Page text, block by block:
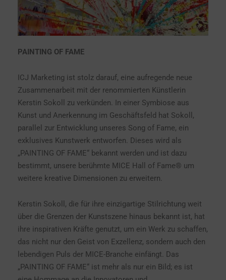
PAINTING OF FAME
ICJ Marketing ist stolz darauf, eine aufregende neue
Zusammenarbeit mit der renommierten Künstlerin
Kerstin Sokoll zu verkünden. In einer Symbiose aus
Kunst und Anerkennung im Geschäftsfeld hat Sokoll,
parallel zur Entwicklung unseres Song of Fame, ein
exklusives Kunstwerk entworfen. Dieses wird als
„PAINTING OF FAME“ bekannt werden und ist dazu
bestimmt, unsere berühmte MICE Hall of Fame® um
weitere kreative Dimensionen zu erweitern.
Kerstin Sokoll, die für ihre einzigartige Stilrichtung weit
über die Grenzen der Kunstszene hinaus bekannt ist, hat
ihre inspirativen Kräfte genutzt, um ein Werk zu schaffen,
das nicht nur den Geist von Exzellenz, sondern auch den
lebendigen Puls der MICE-Branche einfängt. Das
„PAINTING OF FAME“ ist mehr als nur ein Bild; es ist